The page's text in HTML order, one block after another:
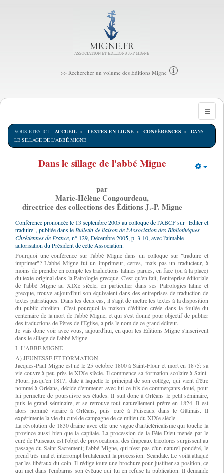
>> Rechercher un volume des Editions Migne
VOUS ÊTES ICI : ACCUEIL TEXTES EN LIGNE CONFÉRENCES
DANS
LE SILLAGE DE L'ABBÉ MIGNE
Dans le sillage de l'abbé Migne
par
Marie-Hélène Congourdeau,
directrice des collections des Éditions J.-P. Migne
Conférence prononcée le 13 septembre 2005 au colloque de l'ABCF sur "Editer et
traduire", publiée dans le Bulletin de liaison de l'Association des Bibliothèques
Chrétiennes de France, n° 129, Décembre 2005, p. 3-10, avec l'aimable
autorisation du Président de cette Association.
Pourquoi une conférence sur l'abbé Migne dans un colloque sur "traduire et
imprimer"? L'abbé Migne fut un imprimeur, certes, mais pas un traducteur, à
moins de prendre en compte les traductions latines parues, en face (ou à la place)
du texte original dans la Patrologie grecque. C'est qu'en fait, l'entreprise éditoriale
de l'abbé Migne au XIXe siècle, en particulier dans ses Patrologies latine et
grecque, trouve aujourd'hui son équivalent dans des entreprises de traduction de
textes patristiques. Dans les deux cas, il s'agit de mettre les textes à la disposition
du public chrétien. C'est pourquoi la maison d'édition créée dans la foulée du
centenaire de la mort de l'abbé Migne, et qui s'est donné pour objectif de publier
des traductions de Pères de l'Eglise, a pris le nom de ce grand éditeur.
Je vais donc voir avec vous, aujourd'hui, en quoi les Editions Migne s'inscrivent
dans le sillage de l'abbé Migne.
I- L'ABBE MIGNE
A) JEUNESSE ET FORMATION
Jacques-Paul Migne est né le 25 octobre 1800 à Saint-Flour et mort en 1875: sa
vie couvre à peu près le XIXe siècle. Il commence sa formation scolaire à Saint-
Flour, jusqu'en 1817, date à laquelle le principal de son collège, qui vient d'être
nommé à Orléans, décide d'emmener avec lui ce fils de commerçants doué, pour
lui permettre de poursuivre ses études. Il suit donc à Orléans le petit séminaire,
puis le grand séminaire, et se retrouve tout naturellement prêtre en 1824. Il est
alors nommé vicaire à Orléans, puis curé à Puiseaux dans le Gâtinais. Il
expérimente la vie du curé de campagne de ce milieu du XIXe siècle.
La révolution de 1830 draine avec elle une vague d'anticléricalisme qui touche la
province aussi bien que la capitale. La procession de la Fête-Dieu menée par le
curé de Puiseaux est l'objet de provocations, des drapeaux tricolores surgissent au
passage du Saint-Sacrement; l'abbé Migne, qui n'est pas d'un naturel pondéré, le
prend très mal et interrompt brutalement la procession. Scandale. Le voilà attaqué
par les libéraux du coin. Il rédige toute une brochure pour justifier sa position, ce
qui met dans l'embarras son évêque qui lui en refuse la publication. Il demande